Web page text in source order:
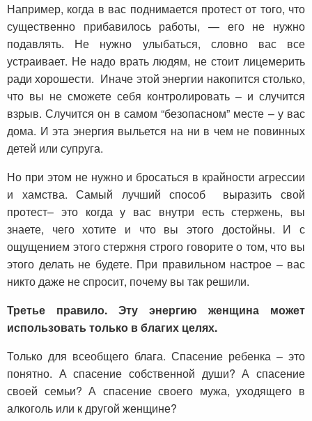
Например, когда в вас поднимается протест от того, что
существенно прибавилось работы, — его не нужно
подавлять. Не нужно улыбаться, словно вас все
устраивает. Не надо врать людям, не стоит лицемерить
ради хорошести. Иначе этой энергии накопится столько,
что вы не сможете себя контролировать – и случится
взрыв. Случится он в самом “безопасном” месте – у вас
дома. И эта энергия выльется на ни в чем не повинных
детей или супруга.
Но при этом не нужно и бросаться в крайности агрессии
и хамства. Самый лучший способ выразить свой
протест– это когда у вас внутри есть стержень, вы
знаете, чего хотите и что вы этого достойны. И с
ощущением этого стержня строго говорите о том, что вы
этого делать не будете. При правильном настрое – вас
никто даже не спросит, почему вы так решили.
Третье правило. Эту энергию женщина может
использовать только в благих целях.
Только для всеобщего блага. Спасение ребенка – это
понятно. А спасение собственной души? А спасение
своей семьи? А спасение своего мужа, уходящего в
алкоголь или к другой женщине?